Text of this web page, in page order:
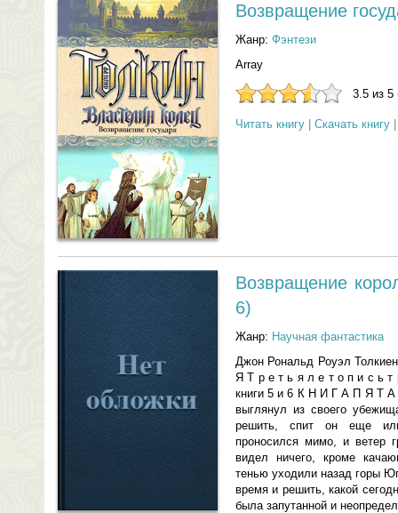
Возвращение
Жанр: Фэнтези
Array
3.5 из 5
Читать книгу Скачать книгу
Возвращение
6)
Жанр: Научная фантастика
Джон Рональд Роуэл
Я Т р е т ь я л е т о п и с ь
книги 5 и 6 К Н И Г А П Я Т
выглянул из своего
решить, спит он еще
проносился мимо, и ветер
видел ничего, кроме
тенью уходили назад горы
время и решить, какой
была запутанной и